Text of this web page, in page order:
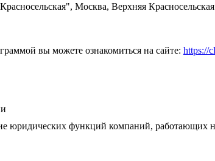
Москва, Верхняя
вы можете ознакомиться на сайте: https://
юридических функций компаний, работающих